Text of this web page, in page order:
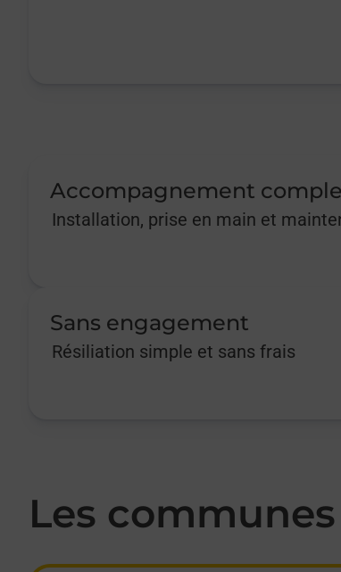
Accompagnement
Installation, prise en main et
Sans engagement
Résiliation simple et sans frais
Les